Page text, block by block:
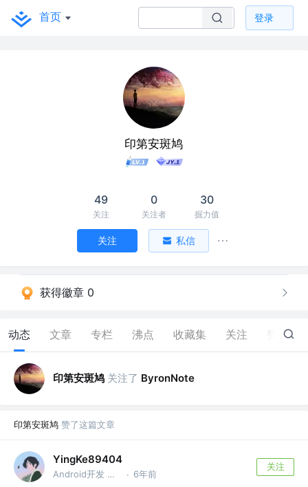
首页 登录
印第安斑鸠
49
关注
0
关注者
30
掘力值
关注 私信
获得徽章 0
动态 文章 专栏 沸点 收藏集 关注 14
印第安斑鸠 关注了 ByronNote
印第安斑鸠 赞了这篇文章
YingKe89404
Android开发 @网易 · 6年前
关注